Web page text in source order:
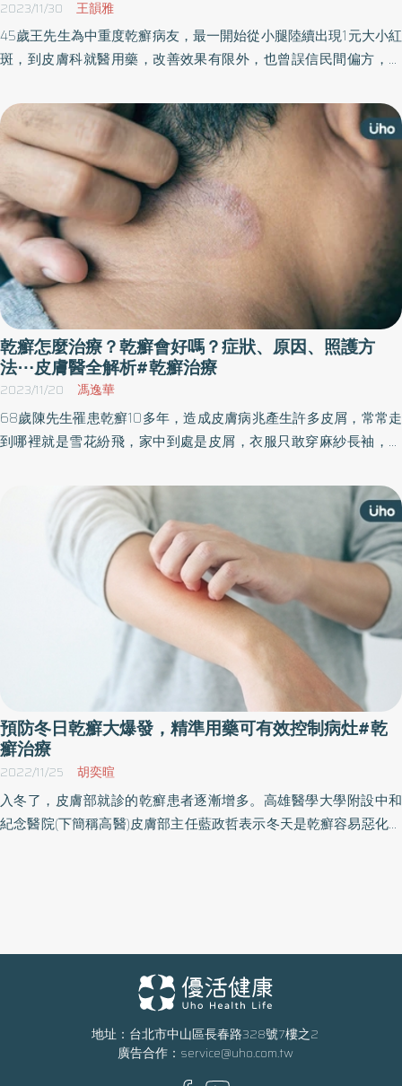
2023/11/30 王韻雅
45歲王先生為中重度乾癬病友，最一開始從小腿陸續出現1元大小紅
斑，到皮膚科就醫用藥，改善效果有限外，也曾誤信民間偏方，都
重時臉上都是紅斑。直到4年前終於使用到生物製劑，首先感受到癢
感快速改善，再來是紅斑快速消退，PASI指數都能維持在90以上，
人生有了重大轉變⋯
乾癬怎麼治療？乾癬會好嗎？症狀、原因、照護方
法⋯皮膚醫全解析#乾癬治療
2023/11/20 馮逸華
68歲陳先生罹患乾癬10多年，造成皮膚病兆產生許多皮屑，常常走
到哪裡就是雪花紛飛，家中到處是皮屑，衣服只敢穿麻紗長袖，令
固醇藥物，但效果不佳，直到轉至花蓮慈濟醫院，經皮膚科醫師給
予生物製劑的治療後，症狀才顯著緩解，喜歡運動的他，現在終於
可以自在游泳了。
預防冬日乾癬大爆發，精準用藥可有效控制病灶#乾
癬治療
2022/11/25 胡奕暄
入冬了，皮膚部就診的乾癬患者逐漸增多。高雄醫學大學附設中和
紀念醫院(下簡稱高醫)皮膚部主任藍政哲表示冬天是乾癬容易惡化的
惡化的因子，如抽菸、壓力、作息不正常及感染等，且切忌等到大
發作時才至醫院就診，因而延誤適當治療時機導致後續療程備加艱
長期穩定控制的疾病，藍政哲醫師指出，現今乾癬治療已有相當大
的突破，接受精準治療後可使病患身上的皮膚病灶幾乎完全清除，
地址：台北市中山區長春路328號7樓之2
廣告合作： service@uho.com.tw